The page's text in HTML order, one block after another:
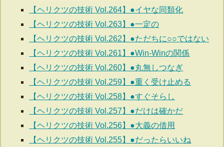
【ヘリクツの技術 Vol.264】●イヤな同類化
【ヘリクツの技術 Vol.263】●一定の
【ヘリクツの技術 Vol.262】●ただちに○○ではない
【ヘリクツの技術 Vol.261】●Win-Winの関係
【ヘリクツの技術 Vol.260】●丸無しつなぎ
【ヘリクツの技術 Vol.259】●重く受け止める
【ヘリクツの技術 Vol.258】●すぐそらし
【ヘリクツの技術 Vol.257】●だけは確かだ
【ヘリクツの技術 Vol.256】●大義の借用
【ヘリクツの技術 Vol.255】●だったらいいね